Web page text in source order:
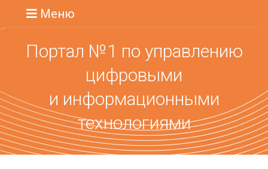
Меню
Портал №1 по управлению
цифровыми
и информационными
технологиями